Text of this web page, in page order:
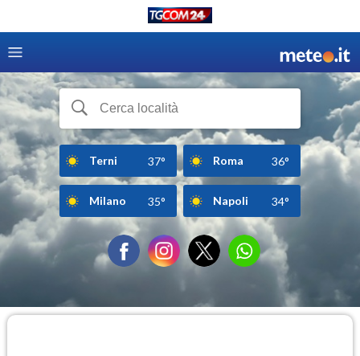
Terni 37° Roma 36°
Milano 35° Napoli 34°